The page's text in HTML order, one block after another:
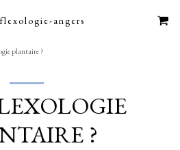
angers
plantaire ?
?